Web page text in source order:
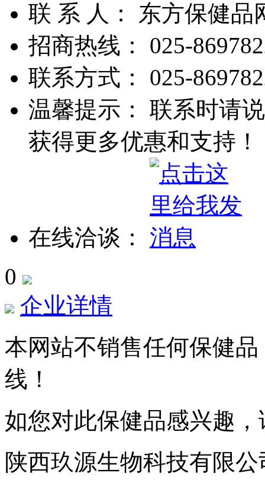
联 系 人： 东方保健品
招商热线： 025-
联系方式： 025-
温馨提示： 联系时请
获得更多优惠和支持！
在线洽谈：
0
企业详情
本网站不销售任何保健
线！
如您对此保健品感兴趣
陕西玖源生物科技有限公